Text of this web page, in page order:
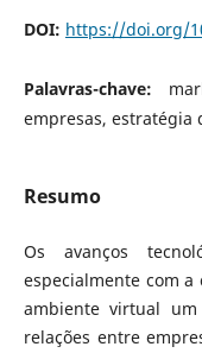
DOI: https://doi.org/
Palavras-chave:
empresas, estratégia
Resumo
Os avanços
especialmente com
ambiente virtual
relações entre